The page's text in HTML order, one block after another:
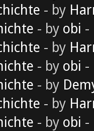
- by
- by obi -
- by
- by obi -
- by
- by
- by obi -